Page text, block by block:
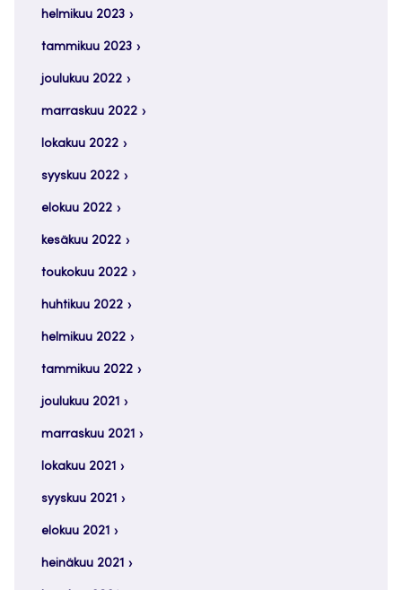
helmikuu 2023
tammikuu 2023
joulukuu 2022
marraskuu 2022
lokakuu 2022
syyskuu 2022
elokuu 2022
kesäkuu 2022
toukokuu 2022
huhtikuu 2022
helmikuu 2022
tammikuu 2022
joulukuu 2021
marraskuu 2021
lokakuu 2021
syyskuu 2021
elokuu 2021
heinäkuu 2021